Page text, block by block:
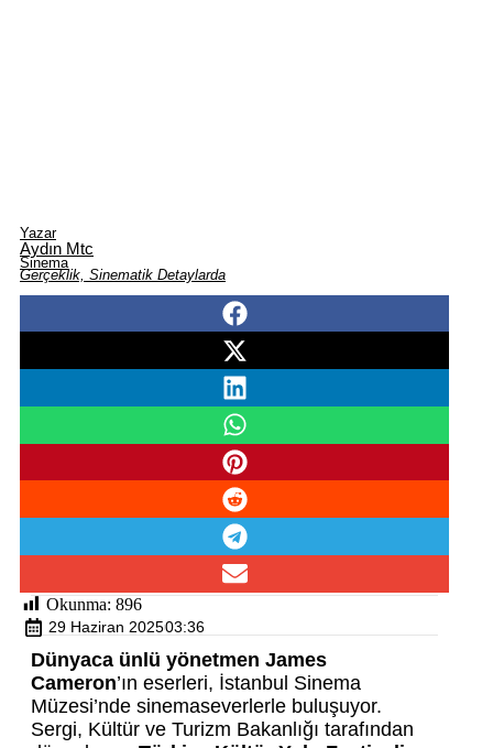
Yazar
Aydın Mtc
Sinema
Gerçeklik, Sinematik Detaylarda
Okunma: 896
29 Haziran 202503:36
Dünyaca ünlü yönetmen James
Cameron’ın eserleri, İstanbul Sinema
Müzesi’nde sinemaseverlerle buluşuyor.
Sergi, Kültür ve Turizm Bakanlığı tarafından